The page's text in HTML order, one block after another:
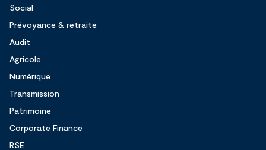
Social
Prévoyance & retraite
Audit
Agricole
Numérique
Transmission
Patrimoine
Corporate Finance
RSE